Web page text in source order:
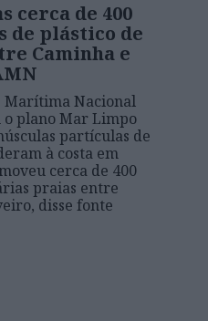
cerca de 400
de plástico de
Caminha e
Marítima Nacional
o plano Mar Limpo
partículas de
à costa em
cerca de 400
praias entre
disse fonte